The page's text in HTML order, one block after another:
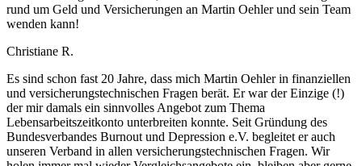
rund um Geld und Versicherungen an Martin Oehler und sein Team
wenden kann!
Christiane R.
Es sind schon fast 20 Jahre, dass mich Martin Oehler in finanziellen
und versicherungstechnischen Fragen berät. Er war der Einzige (!)
der mir damals ein sinnvolles Angebot zum Thema
Lebensarbeitszeitkonto unterbreiten konnte. Seit Gründung des
Bundesverbandes Burnout und Depression e.V. begleitet er auch
unseren Verband in allen versicherungstechnischen Fragen. Wir